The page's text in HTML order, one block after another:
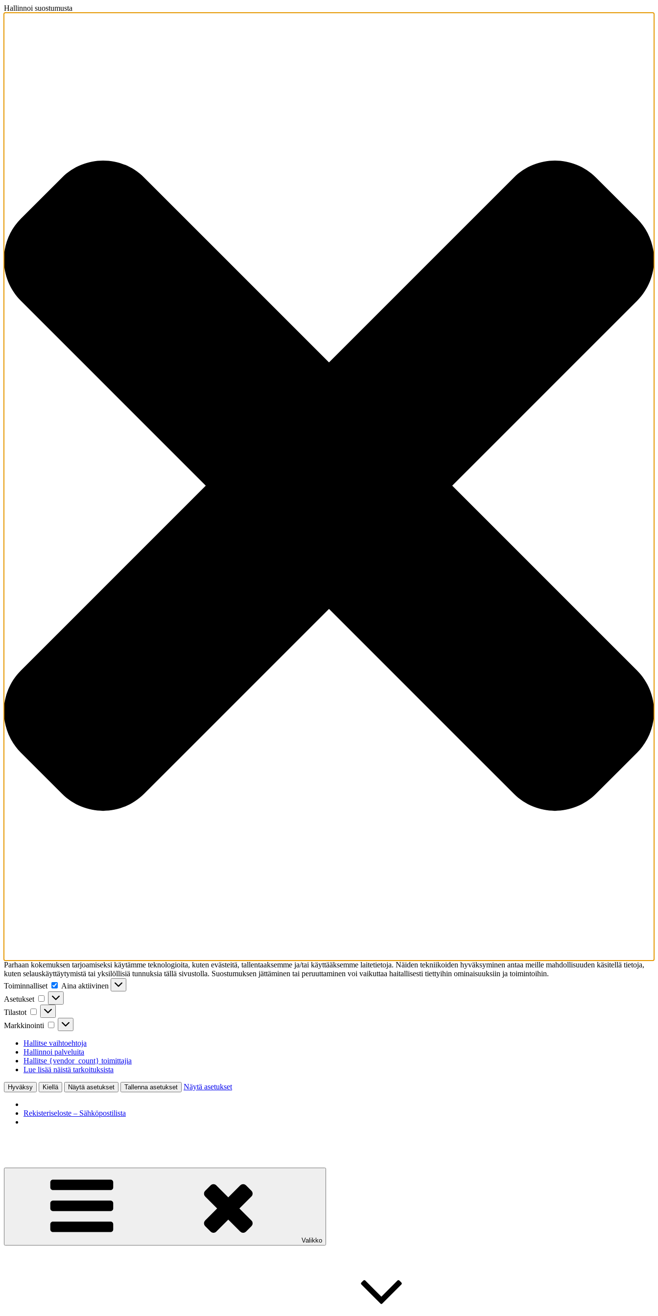
Hallinnoi suostumusta
Parhaan kokemuksen tarjoamiseksi käytämme teknologioita, kuten evästeitä, tallentaaksemme ja/tai käyttääksemme laitetietoja. Näiden tekniikoiden hyväksyminen antaa meille mahdollisuuden käsitellä tietoja,
kuten selauskäyttäytymistä tai yksilöllisiä tunnuksia tällä sivustolla. Suostumuksen jättäminen tai peruuttaminen voi vaikuttaa haitallisesti tiettyihin ominaisuuksiin ja toimintoihin.
Toiminnalliset
Toiminnalliset
Aina aktiivinen
Asetukset
Asetukset
Tilastot Tilastot
Markkinointi Markkinointi
Hallitse vaihtoehtoja
Hallinnoi palveluita
Hallitse {vendor_count} toimittajia
Lue lisää näistä tarkoituksista
Hyväksy Kiellä Näytä asetukset Tallenna asetukset Näytä asetukset
Rekisteriseloste – Sähköpostilista
Valikko